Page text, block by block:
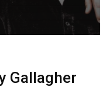
Gallagher